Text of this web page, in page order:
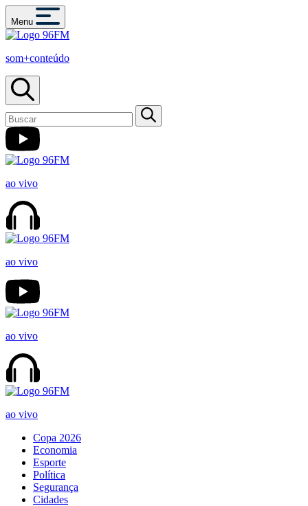
Menu
som+conteúdo
ao vivo
ao vivo
ao vivo
ao vivo
Copa 2026
Economia
Esporte
Política
Segurança
Cidades